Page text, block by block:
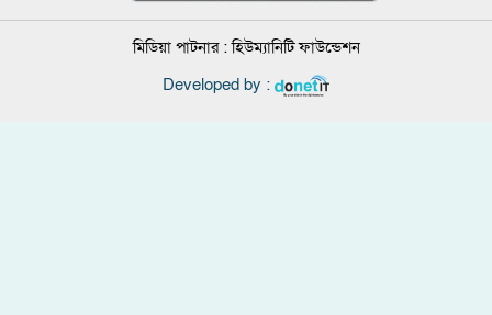
মিডিয়া পাটনার :হিউম্যানিটি ফাউন্ডেশন
Developed by :